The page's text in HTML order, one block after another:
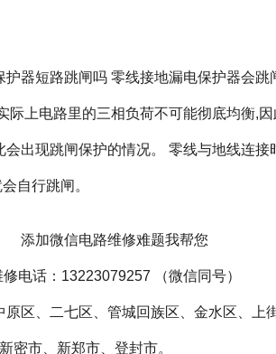
器短路跳闸吗 零线接地漏电保护器会跳
际上电路里的三相负荷不可能彻底均衡,
出现跳闸保护的情况。 零线与地线连接
自行跳闸。
添加微信电路维修难题我帮您
修电话：13223079257 （微信同号）
区、二七区、管城回族区、金水区、上
密市、新郑市、登封市。